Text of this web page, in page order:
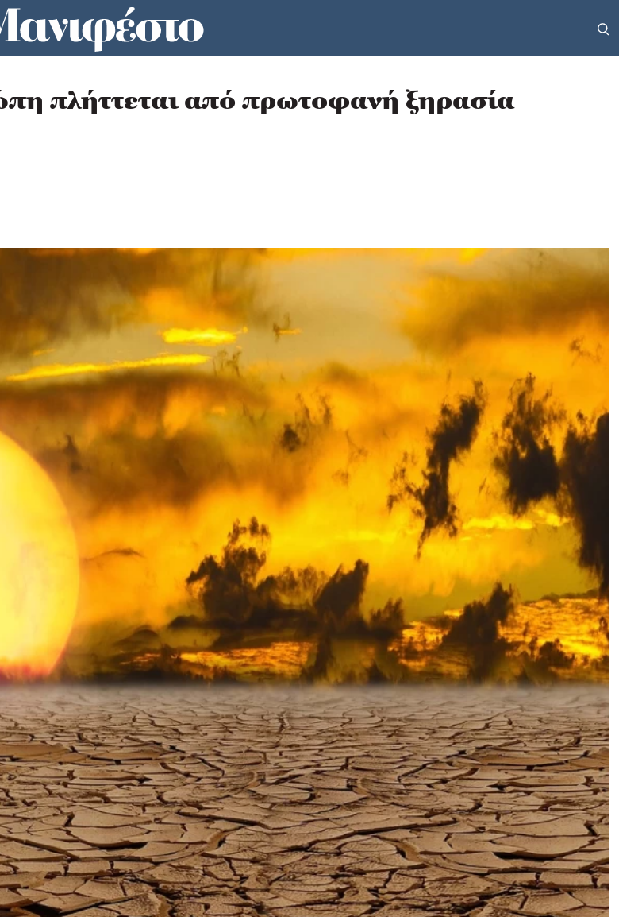
πλήττεται από πρωτοφανή ξηρασία